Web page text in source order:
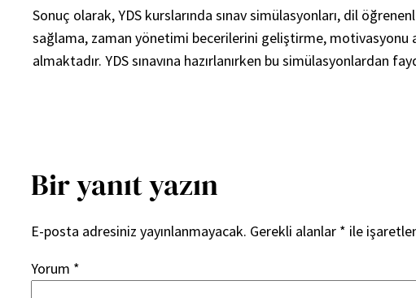
Sonuç olarak, YDS kurslarında sınav simülasyonları, dil
sağlama, zaman yönetimi becerilerini geliştirme, motivasyonu
almaktadır. YDS sınavına hazırlanırken bu simülasyonlardan
Bir yanıt yazın
E-posta adresiniz yayınlanmayacak. Gerekli alanlar * ile
Yorum *